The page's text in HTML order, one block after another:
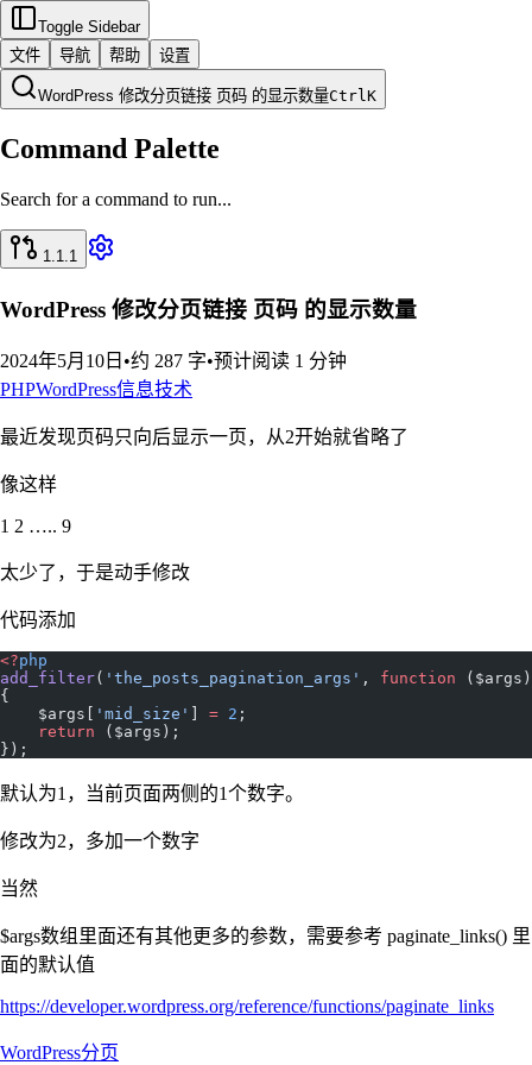
Toggle Sidebar
文件
导航 帮助 设置
WordPress 修改分页链接 页码 的显示数量CtrlK
Command Palette
Search for a command to run...
1.1.1
WordPress 修改分页链接 页码 的显示数量
2024年5月10日 •约 287 字•预计阅读 1 分钟
PHPWordPress信息技术
最近发现页码只向后显示一页，从2开始就省略了
像这样
1 2 ….. 9
太少了，于是动手修改
代码添加
<?php
add_filter( 'the_posts_pagination_args' , function ($args)
{
    $args[
'mid_size' = 2 ;
    return
($args);
});
默认为1，当前页面两侧的1个数字。
修改为2，多加一个数字
当然
$args数组里面还有其他更多的参数，需要参考 paginate_links() 里
面的默认值
https://developer.wordpress.org/reference/functions/paginate_links
WordPress分页